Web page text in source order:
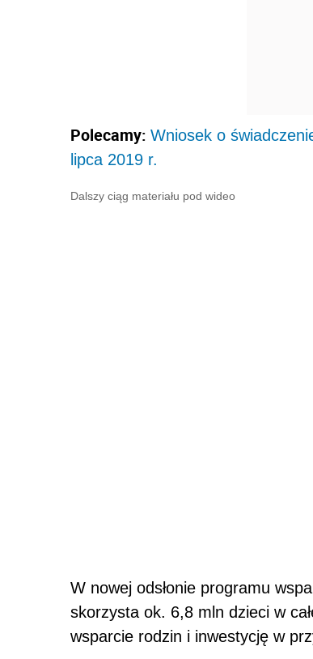
Polecamy: Wniosek o
lipca 2019 r.
Dalszy ciąg materiału pod wideo
W nowej odsłonie programu
skorzysta ok. 6,8 mln dzieci w
wsparcie rodzin i inwestycję w